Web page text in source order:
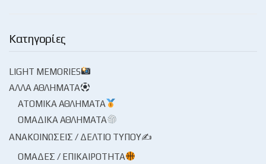
Κατηγορίες
LIGHT MEMORIES
ΆΛΛΑ ΑΘΛΉΜΑΤΑ
ΑΤΟΜΙΚΆ ΑΘΛΉΜΑΤΑ
ΟΜΑΔΙΚΆ ΑΘΛΉΜΑΤΑ
ΑΝΑΚΟΙΝΏΣΕΙΣ / ΔΕΛΤΊΟ ΤΎΠΟΥ✍
ΟΜΆΔΕΣ / ΕΠΙΚΑΙΡΌΤΗΤΑ